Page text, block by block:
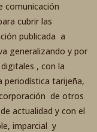
comunicación
cubrir las
publicada a
generalizando y por
, con la
periodística tarijeña,
de otros
actualidad y con el
imparcial y